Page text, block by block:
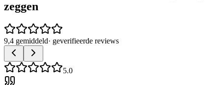
zeggen
9,4 gemiddeld· geverifieerde reviews
5.0